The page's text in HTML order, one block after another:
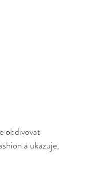
obdivovat
a ukazuje,